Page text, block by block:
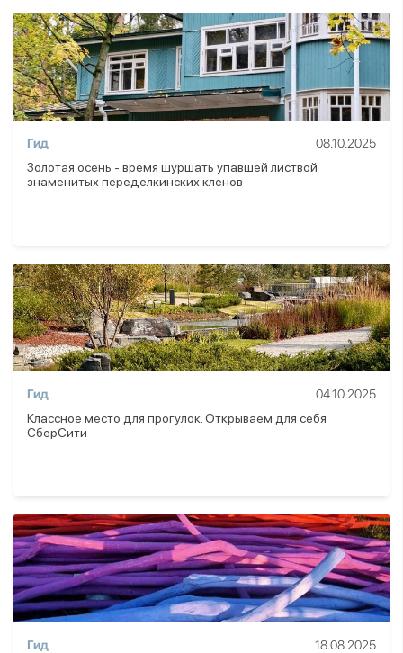
Гид
08.10.2025
Золотая осень - время шуршать упавшей листвой
знаменитых переделкинских кленов
Гид
04.10.2025
Классное место для прогулок. Открываем для себя
СберСити
Гид
18.08.2025